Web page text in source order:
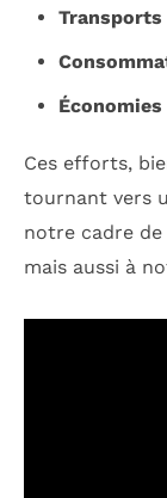
Transports
Économies
Ces efforts,
tournant vers
notre cadre
mais aussi à